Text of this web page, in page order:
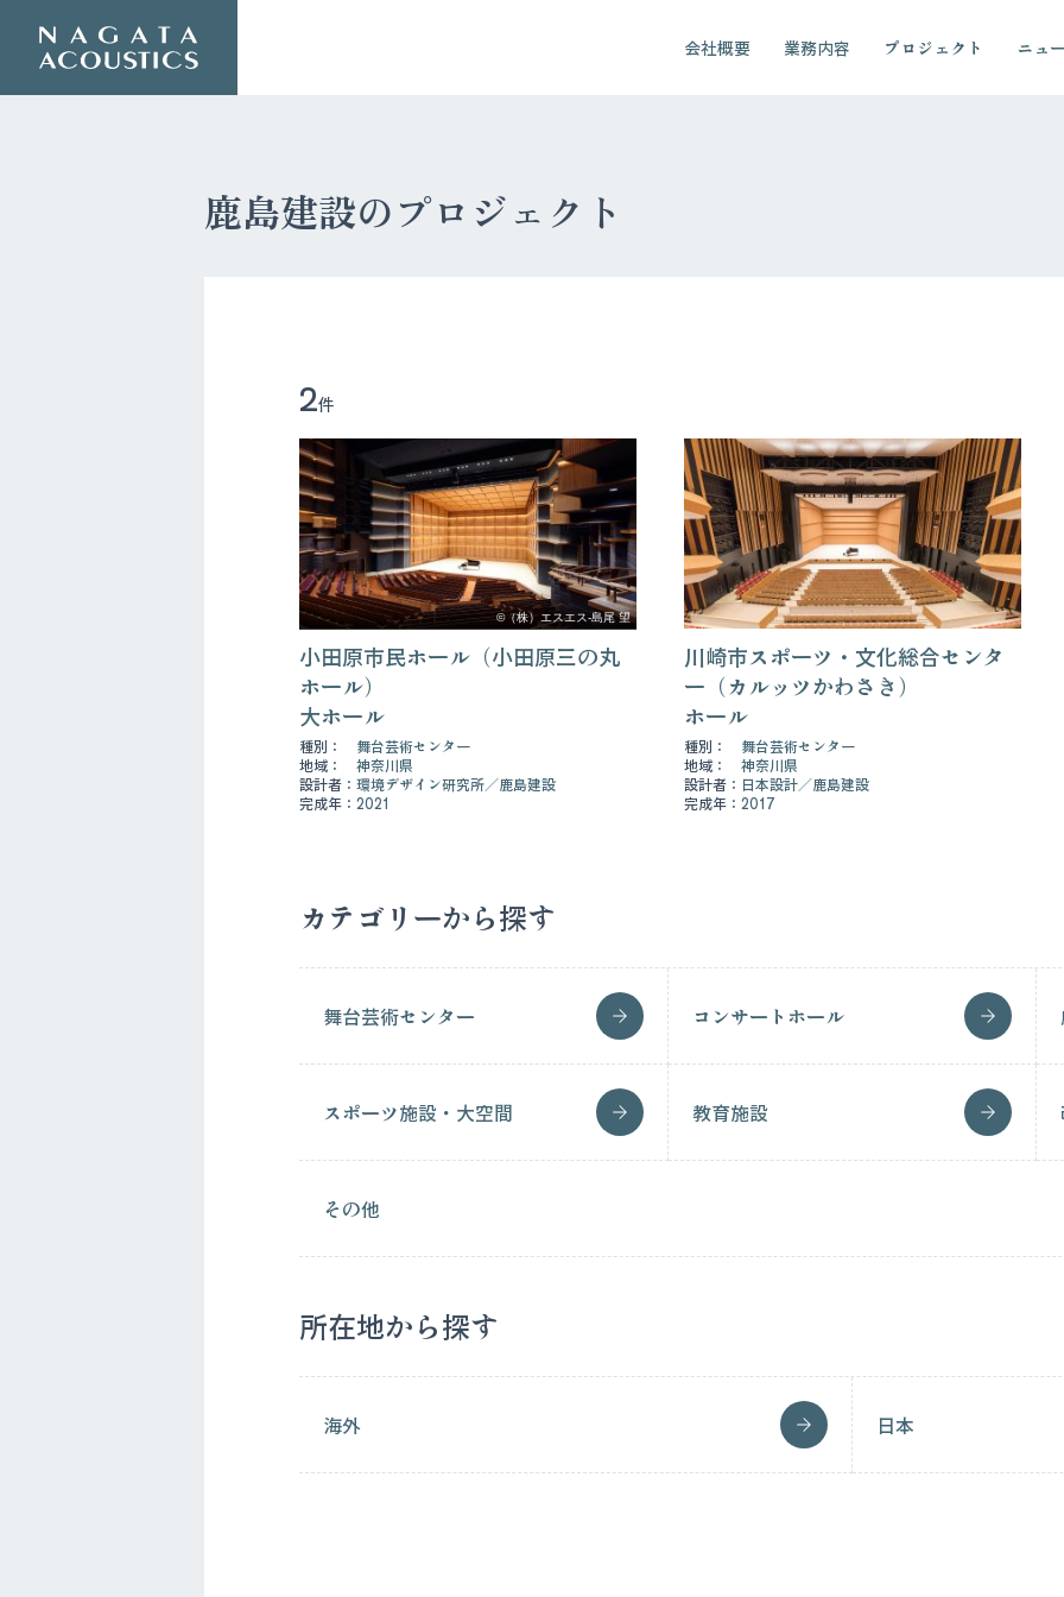
会社概要 業務内容 プロジェクト ニュ
鹿島建設のプロジェクト
2件
©（株）エスエス-島尾 望
小田原市民ホール（小田原三の丸
ホール）
大ホール
種別：
舞台芸術センター
地域：
神奈川県
設計者： 環境デザイン研究所
鹿島建設
完成年： 2021
川崎市スポーツ・文化総合センタ
ー（カルッツかわさき）
ホール
種別：
舞台芸術センター
地域：
神奈川県
設計者： 日本設計
鹿島建設
完成年： 2017
カテゴリーから探す
舞台芸術センター コンサートホール
スポーツ施設・大空間 教育施設
その他
所在地から探す
海外 日本